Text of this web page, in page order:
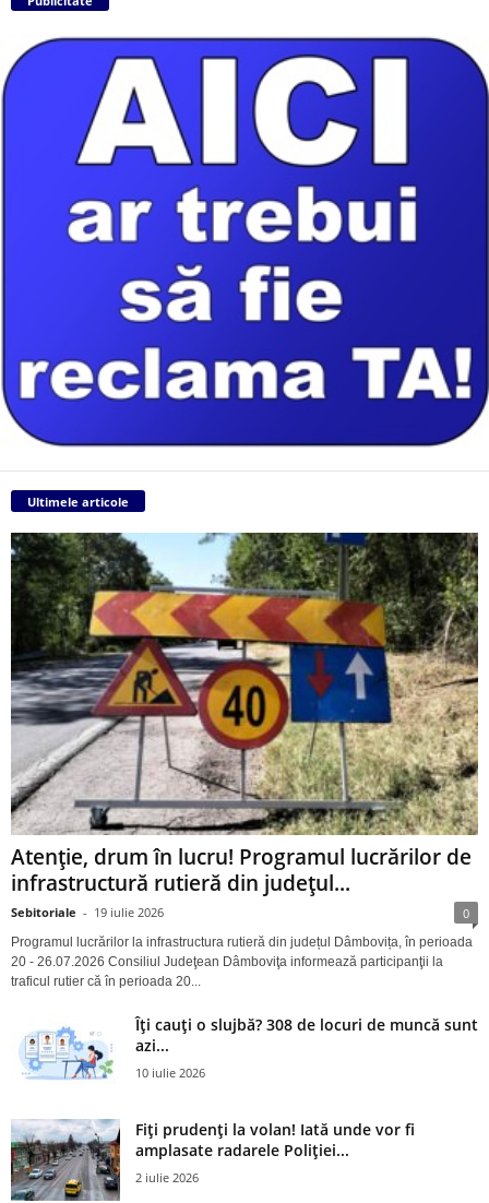
Ultimele articole
Atenție, drum în lucru! Programul lucrărilor de
infrastructură rutieră din județul...
Sebitoriale - 19 iulie 2026 0
Programul lucrărilor la infrastructura rutieră din județul Dâmbovița, în perioada
20 - 26.07.2026 Consiliul Judeţean Dâmboviţa informează participanţii la
traficul rutier că în perioada 20...
Îți cauți o slujbă? 308 de locuri de muncă sunt
azi...
10 iulie 2026
Fiți prudenți la volan! Iată unde vor fi
amplasate radarele Poliției...
2 iulie 2026